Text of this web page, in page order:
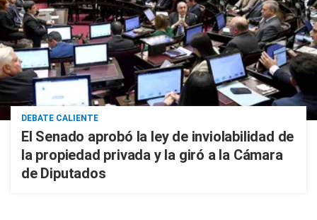
DEBATE CALIENTE
El Senado aprobó la ley de inviolabilidad de
la propiedad privada y la giró a la Cámara
de Diputados